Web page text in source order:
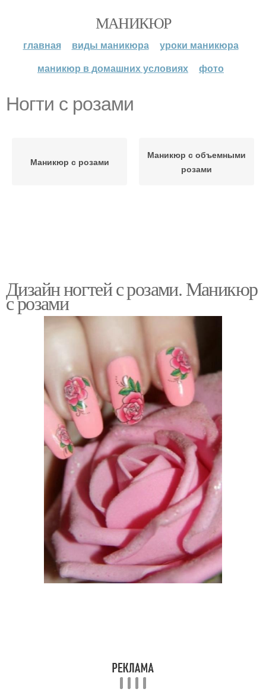
МАНИКЮР
главная виды маникюра
уроки маникюра
маникюр в домашних условиях
фото
Ногти с розами
Маникюр с розами
Маникюр с объемными
розами
Дизайн ногтей с розами. Маникюр
с розами